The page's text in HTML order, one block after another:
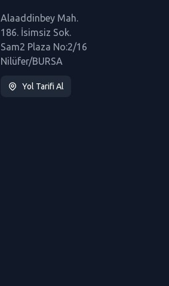
Alaaddinbey Mah.
186. İsimsiz Sok.
Sam2 Plaza No:2/16
Nilüfer/BURSA
Yol Tarifi Al